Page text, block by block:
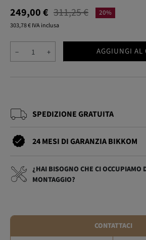
20%
249,00 € 311,25 €
303,78 € IVA inclusa
− + AGGIUNGI AL
SPEDIZIONE GRATUITA
24 MESI DI GARANZIA BIKKOM
¿HAI BISOGNO CHE CI OCCUPIAMO
MONTAGGIO?
CONTATTACI